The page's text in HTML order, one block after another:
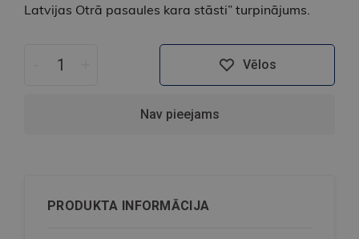
Latvijas Otrā pasaules kara stāsti” turpinājums.
Vēlos
Nav pieejams
PRODUKTA INFORMĀCIJA